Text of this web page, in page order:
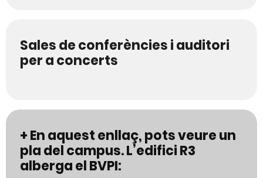
Sales de conferències i auditori
per a concerts
+ En aquest enllaç, pots veure un
pla del campus. L’edifici R3
alberga el BVPI: